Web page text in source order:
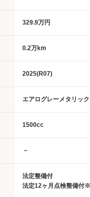
329.9万円
0.2万km
2025(R07)
エアログレーメタリック
1500cc
－
法定整備付
法定12ヶ月点検整備付